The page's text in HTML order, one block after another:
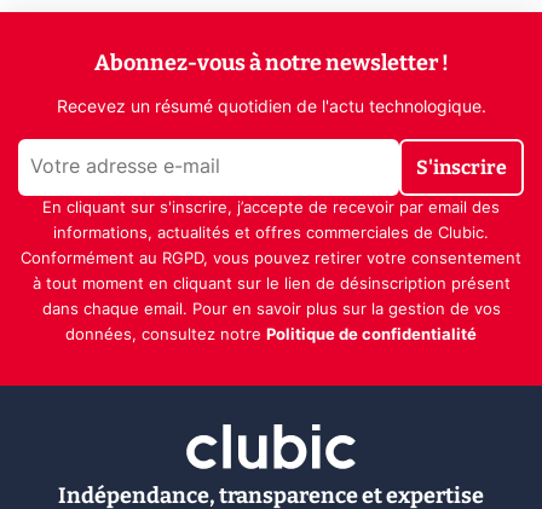
Abonnez-vous à notre newsletter !
Recevez un résumé quotidien de l'actu technologique.
S'inscrire
En cliquant sur s'inscrire, j’accepte de recevoir par email des
informations, actualités et offres commerciales de Clubic.
Conformément au RGPD, vous pouvez retirer votre consentement
à tout moment en cliquant sur le lien de désinscription présent
dans chaque email. Pour en savoir plus sur la gestion de vos
données, consultez notre Politique de confidentialité
Indépendance, transparence et expertise